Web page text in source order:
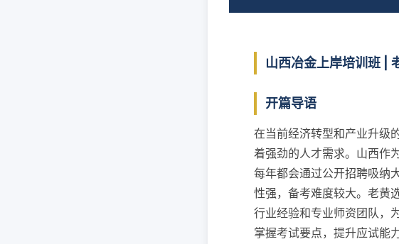
山西冶金上岸培训班 |
开篇导语
在当前经济转型和产业升级
着强劲的人才需求。山西作
每年都会通过公开招聘吸纳
性强，备考难度较大。老黄
行业经验和专业师资团队，
掌握考试要点，提升应试能